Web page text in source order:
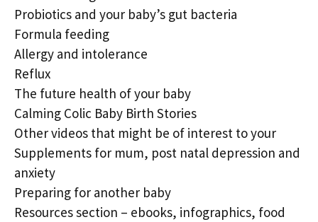
Probiotics and your baby’s gut bacteria
Formula feeding
Allergy and intolerance
Reflux
The future health of your baby
Calming Colic Baby Birth Stories
Other videos that might be of interest to your
Supplements for mum, post natal depression and
anxiety
Preparing for another baby
Resources section – ebooks, infographics, food